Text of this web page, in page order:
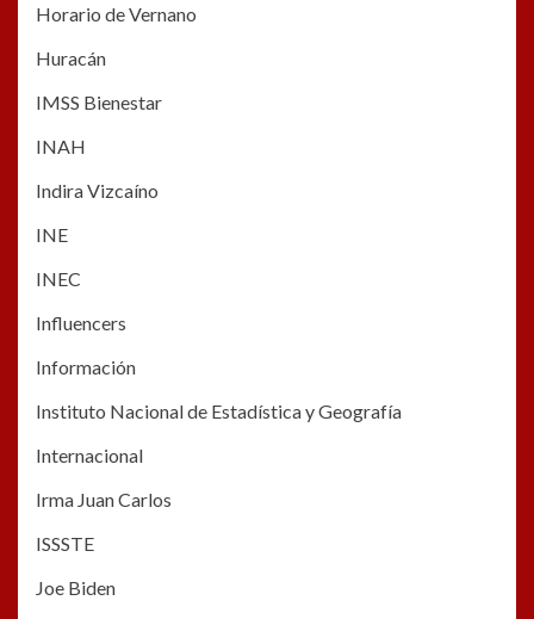
Horario de Vernano
Huracán
IMSS Bienestar
INAH
Indira Vizcaíno
INE
INEC
Influencers
Información
Instituto Nacional de Estadística y Geografía
Internacional
Irma Juan Carlos
ISSSTE
Joe Biden